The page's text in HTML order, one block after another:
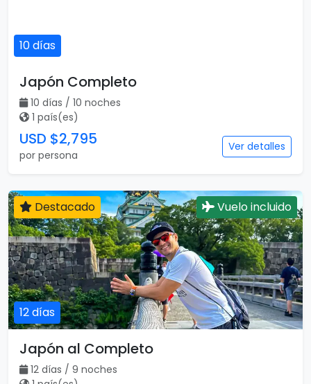
10 días
Japón Completo
10 días / 10 noches
1 país(es)
USD $2,795
por persona
Ver detalles
12 días
Destacado Vuelo incluido
Japón al Completo
12 días / 9 noches